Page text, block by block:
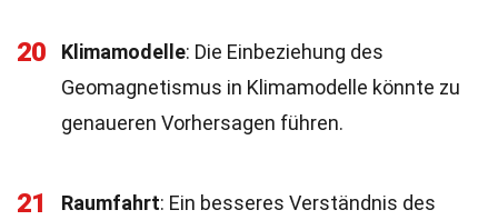
20 Klimamodelle: Die Einbeziehung des
Geomagnetismus in Klimamodelle könnte zu
genaueren Vorhersagen führen.
21 Raumfahrt: Ein besseres Verständnis des